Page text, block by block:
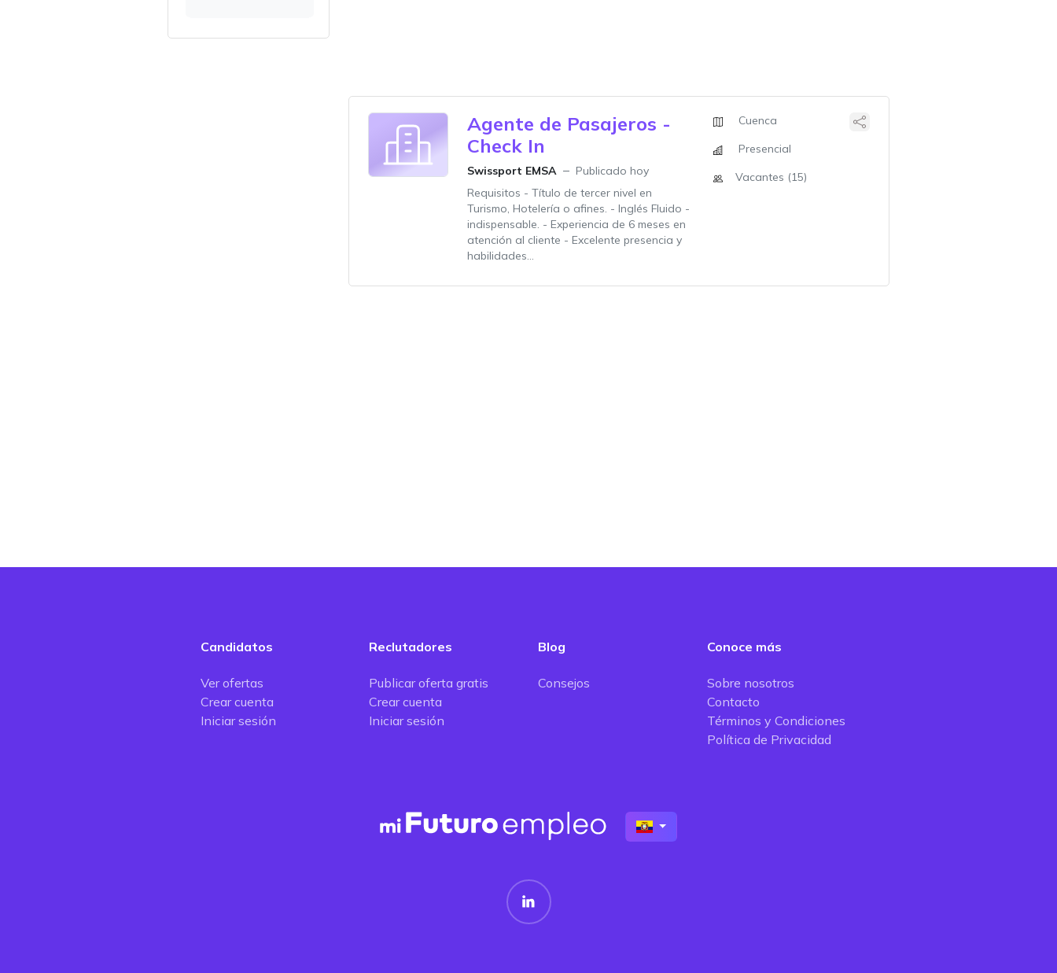
Agente de Pasajeros -
Check In
Swissport EMSA
Publicado hoy
Requisitos - Título de tercer nivel en
Turismo, Hotelería o afines. - Inglés Fluido -
indispensable. - Experiencia de 6 meses en
atención al cliente - Excelente presencia y
habilidades...
Cuenca
Presencial
Vacantes (15)
Candidatos
Ver ofertas
Crear cuenta
Iniciar sesión
Reclutadores
Publicar oferta gratis
Crear cuenta
Iniciar sesión
Blog
Consejos
Conoce más
Sobre nosotros
Contacto
Términos y Condiciones
Política de Privacidad